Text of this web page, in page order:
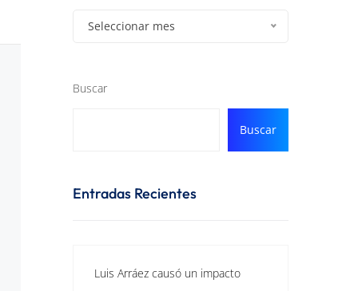
Seleccionar mes
Buscar
Buscar
Entradas Recientes
Luis Arráez causó un impacto